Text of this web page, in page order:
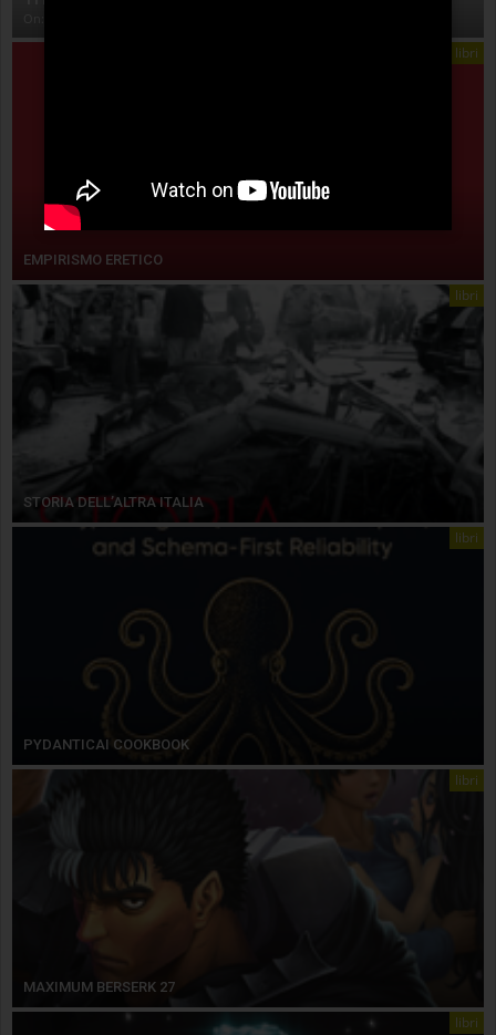
libri
EMPIRISMO ERETICO
libri
STORIA DELL’ALTRA ITALIA
libri
PYDANTICAI COOKBOOK
libri
MAXIMUM BERSERK 27
libri